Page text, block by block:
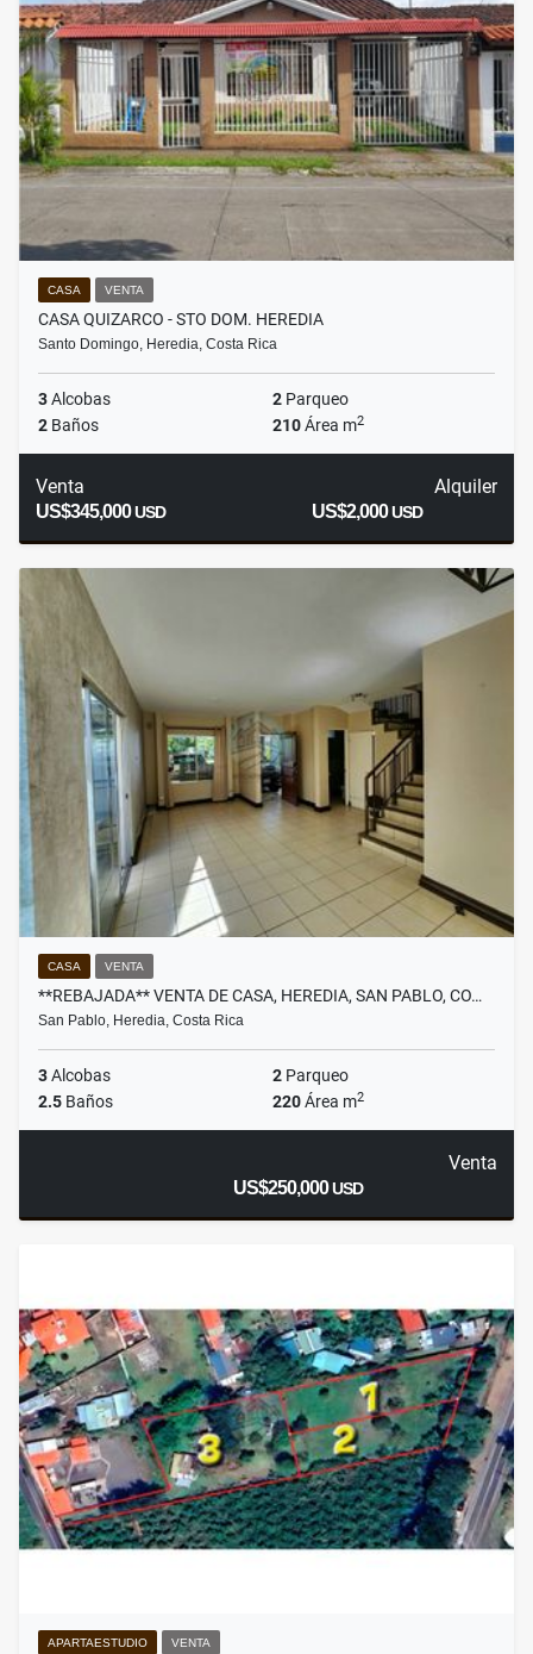
CASA VENTA
CASA QUIZARCO - STO DOM. HEREDIA
Santo Domingo, Heredia, Costa Rica
3Alcobas 2 Parqueo
2 Baños 210Área m2
Venta
US$345,000USD
Alquiler
US$2,000USD
CASA VENTA
**REBAJADA** VENTA DE CASA, HEREDIA, SAN PABLO, CO…
San Pablo, Heredia, Costa Rica
3Alcobas 2 Parqueo
2.5 Baños 220Área m2
Venta
US$250,000USD
APARTAESTUDIO VENTA